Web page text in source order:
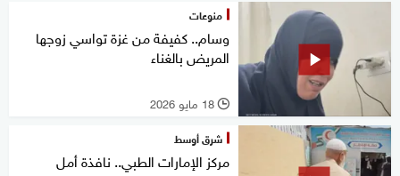
منوعات
وسام.. كفيفة من غزة تواسي زوجها
المريض بالغناء
l 18 مايو 2026
شرق أوسط
مركز الإمارات الطبي.. نافذة أمل